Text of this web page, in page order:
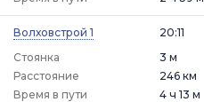
Волховстрой 1
20:11
Стоянка
3 м
Расстояние
246 км
Время в пути
4 ч 13 м